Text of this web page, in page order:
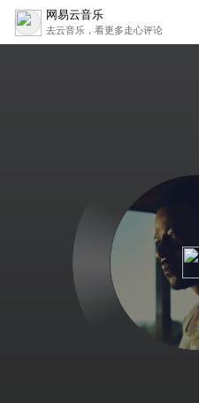
网易云音乐
去云音乐，看更多走心评论